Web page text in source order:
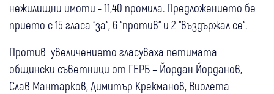
нежилищни имоти - 11,40 промила. Предложението бе
прието с 15 гласа “за“, 6 “против“ и 2 “въздържал се“.
Против увеличението гласуваха петимата
общински съветници от ГЕРБ – Йордан Йорданов,
Слав Мантарков, Димитър Крекманов, Виолета